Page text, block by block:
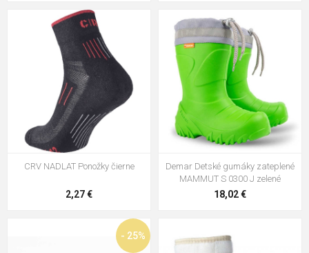
CRV NADLAT Ponožky čierne
2,27 €
Demar Detské gumáky zateplené
MAMMUT S 0300 J zelené
18,02 €
- 25%